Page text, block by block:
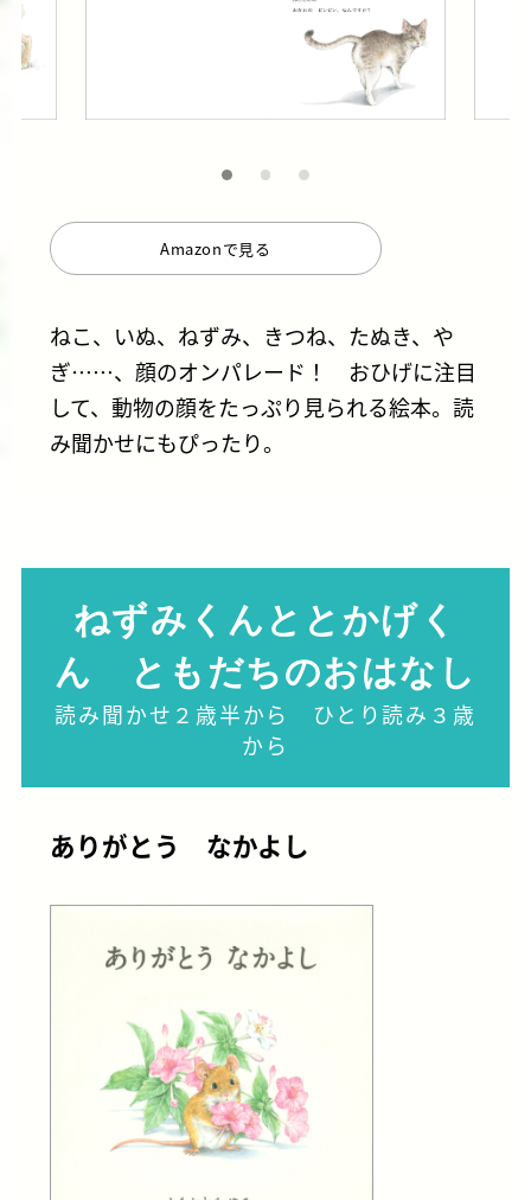
Amazonで見る
ねこ、いぬ、ねずみ、きつね、たぬき、や
ぎ……、顔のオンパレード！ おひげに注目
して、動物の顔をたっぷり見られる絵本。読
み聞かせにもぴったり。
ねずみくんととかげく
ん ともだちのおはなし
読み聞かせ２歳半から ひとり読み３歳
から
ありがとう なかよし